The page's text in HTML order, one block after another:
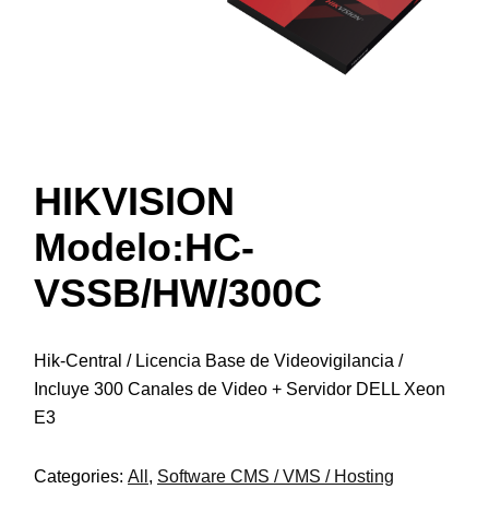
HIKVISION
Modelo:HC-
VSSB/HW/300C
Hik-Central / Licencia Base de Videovigilancia /
Incluye 300 Canales de Video + Servidor DELL Xeon
E3
Categories: All , Software CMS / VMS / Hosting